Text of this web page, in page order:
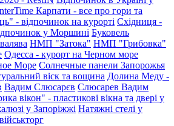
Карпати - все про гори та
- відпочинок на курорті Східниця -
у Моршині Буковель
НМП "Затока" НМП "Грибовка"
Одесса - курорт на Черном море
Море Солнечные панели Запорожья
віск та вощина Долина Меду -
Вадим Слюсарєв Слюсарев Вадим
вікон" - пластикові вікна та двері у
у Запоріжжі Натяжні стелі у